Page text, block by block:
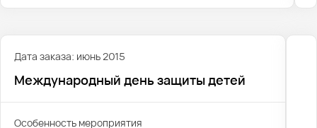
Дата заказа: июнь 2015
Международный день защиты детей
Особенность мероприятия